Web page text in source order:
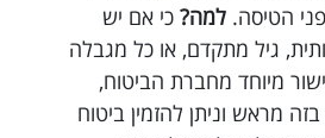
הטיסה. למה? כי אם יש
גיל מתקדם, או כל מגבלה
מיוחד מחברת הביטוח,
מראש וניתן להזמין ביטוח